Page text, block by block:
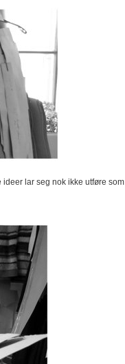
lar seg nok ikke utføre som